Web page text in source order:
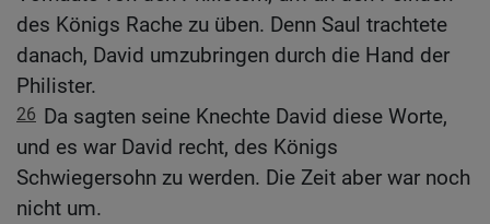
des Königs Rache zu üben. Denn Saul trachtete
danach, David umzubringen durch die Hand der
Philister.
26 Da sagten seine Knechte David diese Worte,
und es war David recht, des Königs
Schwiegersohn zu werden. Die Zeit aber war noch
nicht um.